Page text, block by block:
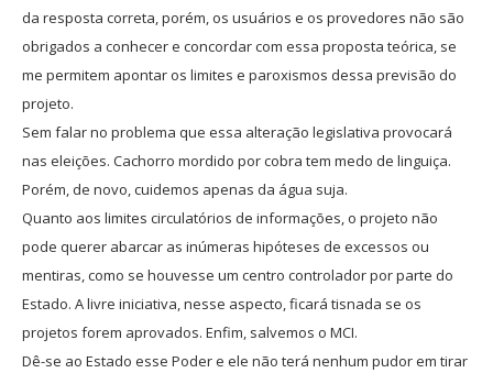
da resposta correta, porém, os usuários e os provedores não são
obrigados a conhecer e concordar com essa proposta teórica, se
me permitem apontar os limites e paroxismos dessa previsão do
projeto.
Sem falar no problema que essa alteração legislativa provocará
nas eleições. Cachorro mordido por cobra tem medo de linguiça.
Porém, de novo, cuidemos apenas da água suja.
Quanto aos limites circulatórios de informações, o projeto não
pode querer abarcar as inúmeras hipóteses de excessos ou
mentiras, como se houvesse um centro controlador por parte do
Estado. A livre iniciativa, nesse aspecto, ficará tisnada se os
projetos forem aprovados. Enfim, salvemos o MCI.
Dê-se ao Estado esse Poder e ele não terá nenhum pudor em tirar